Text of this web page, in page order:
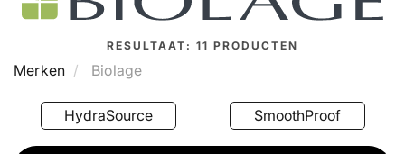
RESULTAAT: 11 PRODUCTEN
Merken Biolage
HydraSource SmoothProof